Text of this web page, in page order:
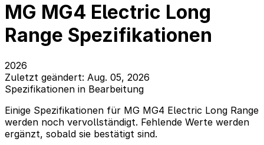
MG MG4 Electric Long
Range Spezifikationen
2026
Zuletzt geändert: Aug. 05, 2026
Spezifikationen in Bearbeitung
Einige Spezifikationen für MG MG4 Electric Long Range
werden noch vervollständigt. Fehlende Werte werden
ergänzt, sobald sie bestätigt sind.